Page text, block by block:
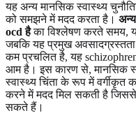
यह अन्य मानसिक स्वास्थ्य
को समझने में मदद करता है।
ocd हैका विश्लेषण करते समय,
जबकि यह प्रमुख अवसादग्रस्तता
कम प्रचलित है, यह
आम है। इस कारण से, मानसिक
स्वास्थ्य चिंता के रूप में
करने में मदद मिल सकती है
सकते हैं।